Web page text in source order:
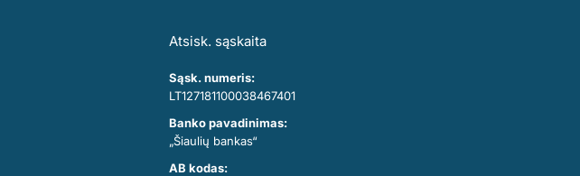
Atsisk. sąskaita
Sąsk. numeris:
LT127181100038467401
Banko pavadinimas:
„Šiaulių bankas“
AB kodas: